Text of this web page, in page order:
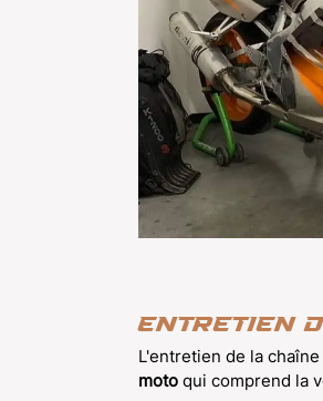
Entretien
L'entretien de la
motoqui comprend la